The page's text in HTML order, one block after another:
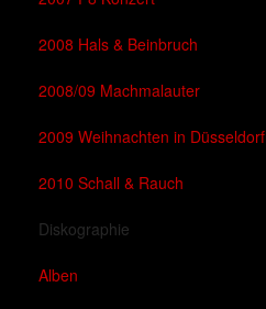
2008 Hals & Beinbruch
2008/09 Machmalauter
2009 Weihnachten in Düsseldorf
2010 Schall & Rauch
Diskographie
Alben